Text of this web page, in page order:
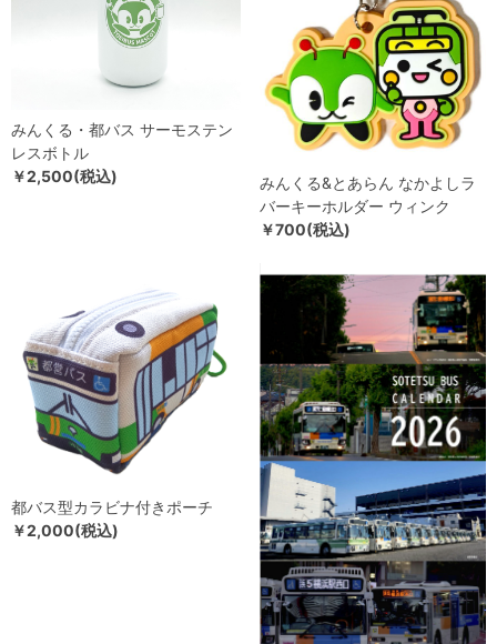
みんくる・都バス サーモステン
レスボトル
￥2,500(税込)
みんくる&とあらん なかよしラ
バーキーホルダー ウィンク
￥700(税込)
都バス型カラビナ付きポーチ
￥2,000(税込)